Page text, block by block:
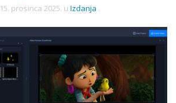
15. prosinca 2025. u Izdanja .